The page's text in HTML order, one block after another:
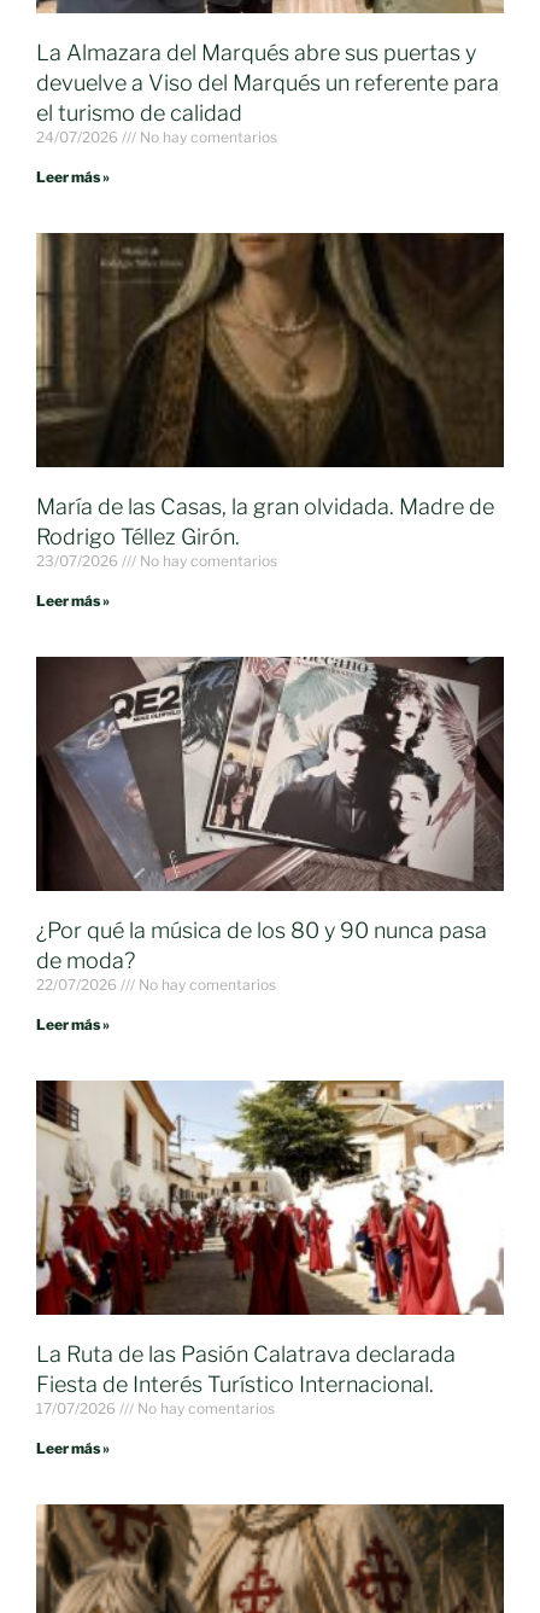
La Almazara del Marqués abre sus puertas y
devuelve a Viso del Marqués un referente para
el turismo de calidad
24/07/2026 No hay comentarios
Leer más »
María de las Casas, la gran olvidada. Madre de
Rodrigo Téllez Girón.
23/07/2026 No hay comentarios
Leer más »
¿Por qué la música de los 80 y 90 nunca pasa
de moda?
22/07/2026 No hay comentarios
Leer más »
La Ruta de las Pasión Calatrava declarada
Fiesta de Interés Turístico Internacional.
17/07/2026 No hay comentarios
Leer más »